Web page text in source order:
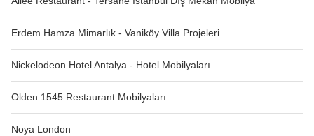
Erdem Hamza Mimarlık - Vaniköy Villa Projeleri
Nickelodeon Hotel Antalya - Hotel Mobilyaları
Olden 1545 Restaurant Mobilyaları
Noya London